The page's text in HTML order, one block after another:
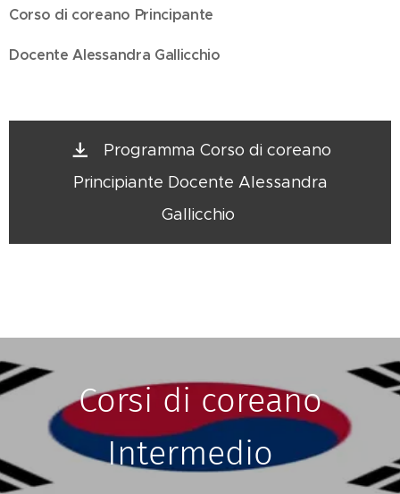
Corso di coreano Principante
Docente Alessandra Gallicchio
Programma Corso di coreano
Principiante Docente Alessandra
Gallicchio
Corsi di coreano
Intermedio